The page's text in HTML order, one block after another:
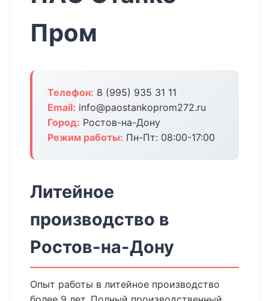
Пром
Телефон: 8 (995) 935 31 11
Email: info@paostankoprom272.ru
Город: Ростов-на-Дону
Режим работы: Пн-Пт: 08:00-17:00
Литейное
производство в
Ростов-на-Дону
Опыт работы в литейное производство